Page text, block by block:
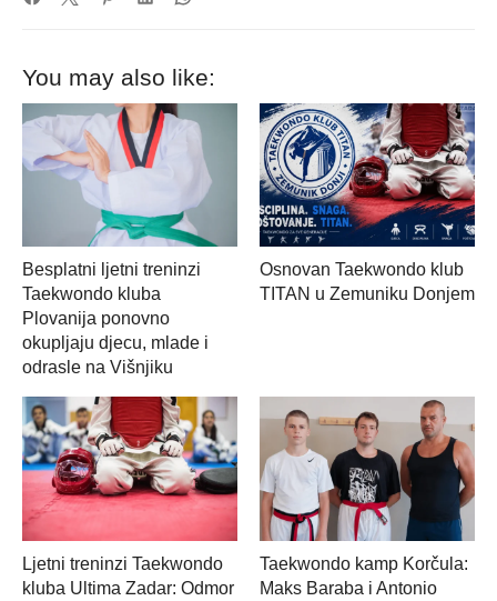
You may also like:
Besplatni ljetni treninzi
Taekwondo kluba
Plovanija ponovno
okupljaju djecu, mlade i
odrasle na Višnjiku
Osnovan Taekwondo klub
TITAN u Zemuniku Donjem
Ljetni treninzi Taekwondo
kluba Ultima Zadar: Odmor
Taekwondo kamp Korčula:
Maks Baraba i Antonio